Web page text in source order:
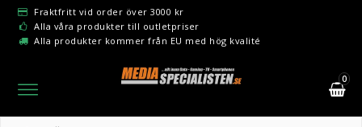
Fraktfritt vid order över 3000 kr
Alla våra produkter till outletpriser
Alla produkter kommer från EU med hög kvalité
0
Toggle
navigation